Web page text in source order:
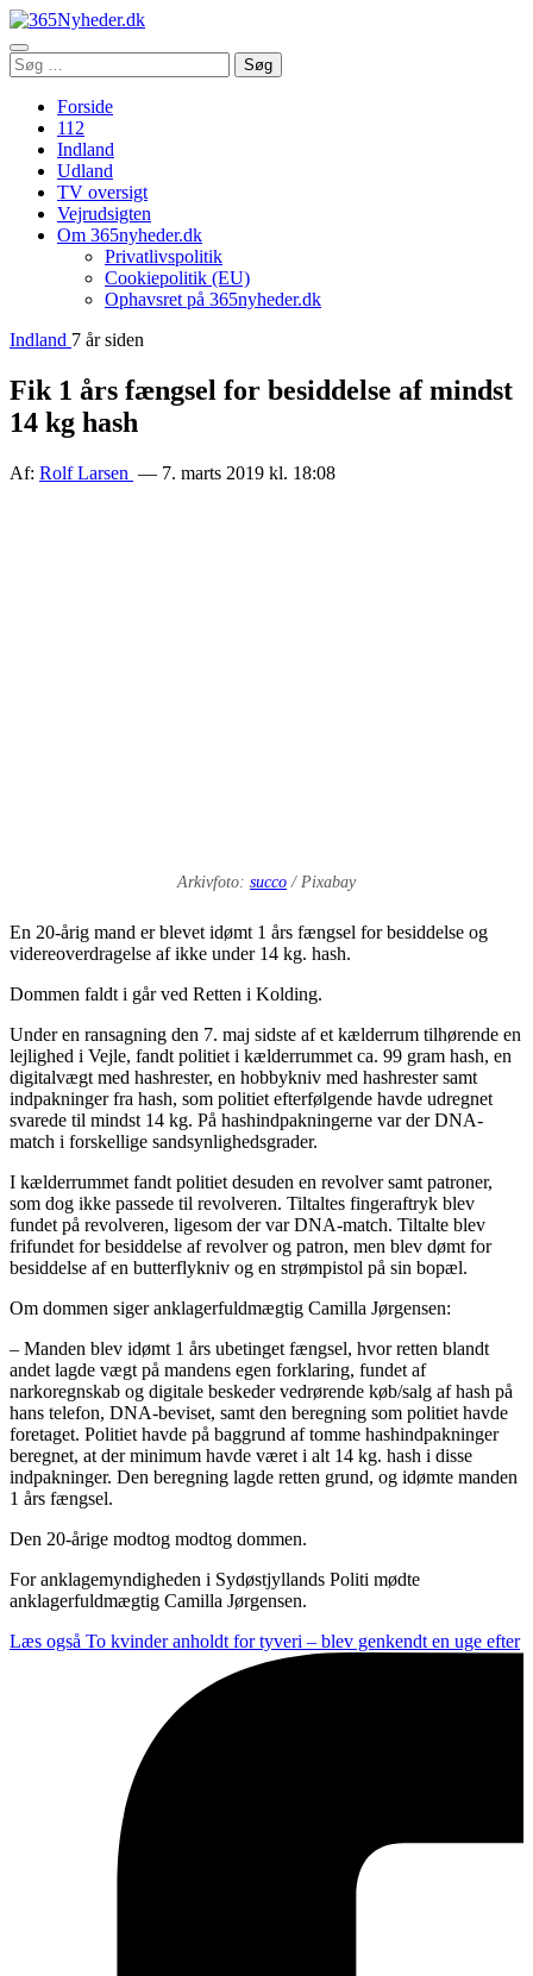
Åbn
menu
Søg
efter:
Søg
Forside
112
Indland
Udland
TV oversigt
Vejrudsigten
Om 365nyheder.dk
Privatlivspolitik
Cookiepolitik (EU)
Ophavsret på 365nyheder.dk
Indland 7 år siden
Fik 1 års fængsel for besiddelse af mindst
14 kg hash
Af: Rolf Larsen — 7. marts 2019 kl. 18:08
Arkivfoto: succo / Pixabay
En 20-årig mand er blevet idømt 1 års fængsel for besiddelse og
videreoverdragelse af ikke under 14 kg. hash.
Dommen faldt i går ved Retten i Kolding.
Under en ransagning den 7. maj sidste af et kælderrum tilhørende en
lejlighed i Vejle, fandt politiet i kælderrummet ca. 99 gram hash, en
digitalvægt med hashrester, en hobbykniv med hashrester samt
indpakninger fra hash, som politiet efterfølgende havde udregnet
svarede til mindst 14 kg. På hashindpakningerne var der DNA-
match i forskellige sandsynlighedsgrader.
I kælderrummet fandt politiet desuden en revolver samt patroner,
som dog ikke passede til revolveren. Tiltaltes fingeraftryk blev
fundet på revolveren, ligesom der var DNA-match. Tiltalte blev
frifundet for besiddelse af revolver og patron, men blev dømt for
besiddelse af en butterflykniv og en strømpistol på sin bopæl.
Om dommen siger anklagerfuldmægtig Camilla Jørgensen:
– Manden blev idømt 1 års ubetinget fængsel, hvor retten blandt
andet lagde vægt på mandens egen forklaring, fundet af
narkoregnskab og digitale beskeder vedrørende køb/salg af hash på
hans telefon, DNA-beviset, samt den beregning som politiet havde
foretaget. Politiet havde på baggrund af tomme hashindpakninger
beregnet, at der minimum havde været i alt 14 kg. hash i disse
indpakninger. Den beregning lagde retten grund, og idømte manden
1 års fængsel.
Den 20-årige modtog modtog dommen.
For anklagemyndigheden i Sydøstjyllands Politi mødte
anklagerfuldmægtig Camilla Jørgensen.
Læs også To kvinder anholdt for tyveri – blev genkendt en uge efter